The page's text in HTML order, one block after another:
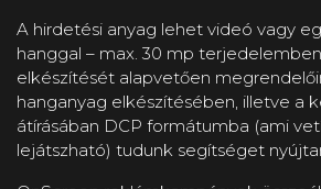
A hirdetési anyag lehet videó vagy
hanggal – max. 30 mp
elkészítését alapvetően
hanganyag elkészítésében, illetve a
átírásában DCP formátumba (ami
lejátszható) tudunk segítséget